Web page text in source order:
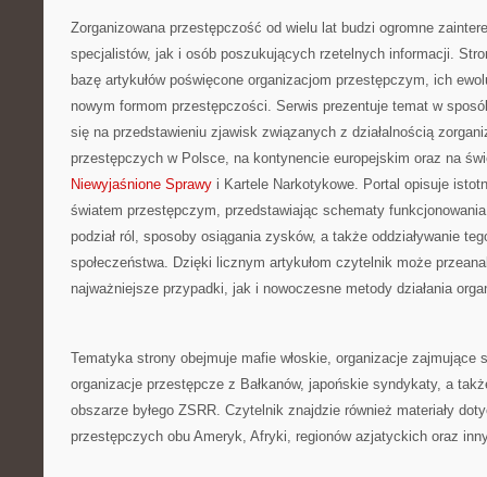
Zorganizowana przestępczość od wielu lat budzi ogromne
specjalistów, jak i osób poszukujących rzetelnych informacji.
bazę artykułów poświęcone organizacjom przestępczym, ich
nowym formom przestępczości. Serwis prezentuje temat w
się na przedstawieniu zjawisk związanych z działalnością
przestępczych w Polsce, na kontynencie europejskim oraz na
Niewyjaśnione Sprawy i Kartele Narkotykowe. Portal opisuje
światem przestępczym, przedstawiając schematy
podział ról, sposoby osiągania zysków, a także oddziaływanie
społeczeństwa. Dzięki licznym artykułom czytelnik może
najważniejsze przypadki, jak i nowoczesne metody działania
Tematyka strony obejmuje mafie włoskie, organizacje zajmujące
organizacje przestępcze z Bałkanów, japońskie syndykaty, a
obszarze byłego ZSRR. Czytelnik znajdzie również materiały
przestępczych obu Ameryk, Afryki, regionów azjatyckich oraz